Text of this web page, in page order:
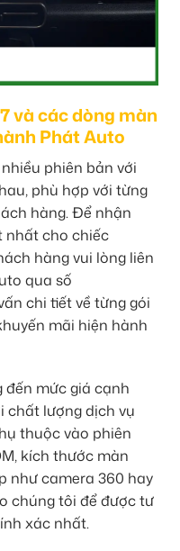
và các dòng màn
Phát Auto
phiên bản với
phù hợp với từng
hàng. Để nhận
nhất cho chiếc
hàng vui lòng liên
qua số
chi tiết về từng gói
mãi hiện hành
mức giá cạnh
chất lượng dịch vụ
thuộc vào phiên
kích thước màn
như camera 360 hay
chúng tôi để được tư
xác nhất.